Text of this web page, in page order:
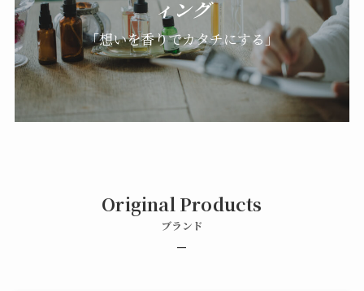
ィング
「想いを香りでカタチにする」
Original Products
ブランド
–